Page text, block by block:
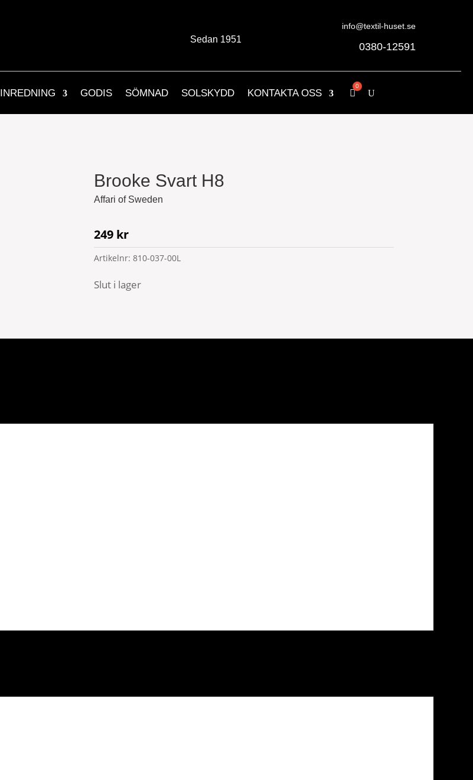
Sedan 1951
info@textil-huset.se
0380-12591
INREDNING GODIS SÖMNAD SOLSKYDD KONTAKTA OSS
Brooke Svart H8
Affari of Sweden
249 kr
Artikelnr: 810-037-00L
Slut i lager